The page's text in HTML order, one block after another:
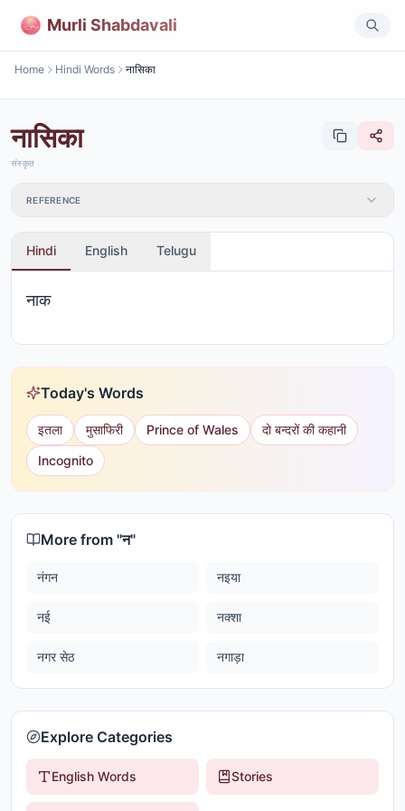
Murli Shabdavali
Home Hindi Words नासिका
नासिका
संस्कृत
REFERENCE
Hindi English Telugu
नाक
Today's Words
इतला मुसाफिरी Prince of Wales
दो बन्दरों की कहानी
Incognito
More from "न"
नंगन नइया
नई नक्शा
नगर सेठ नगाड़ा
Explore Categories
English Words Stories